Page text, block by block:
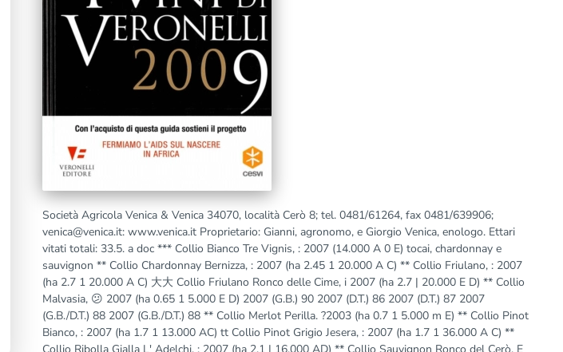
Società Agricola Venica & Venica 34070, località Cerò 8; tel. 0481/61264, fax 0481/639906;
venica@venica.it: www.venica.it Proprietario: Gianni, agronomo, e Giorgio Venica, enologo. Ettari
vitati totali: 33.5. a doc *** Collio Bianco Tre Vignis, : 2007 (14.000 A 0 E) tocai, chardonnay e
sauvignon ** Collio Chardonnay Bernizza, : 2007 (ha 2.45 1 20.000 A C) ** Collio Friulano, : 2007
(ha 2.7 1 20.000 A C) 大大 Collio Friulano Ronco delle Cime, i 2007 (ha 2.7 | 20.000 E D) ** Collio
Malvasia, 😕 2007 (ha 0.65 1 5.000 E D) 2007 (G.B.) 90 2007 (D.T.) 86 2007 (D.T.) 87 2007
(G.B./D.T.) 88 2007 (G.B./D.T.) 88 ** Collio Merlot Perilla. ?2003 (ha 0.7 1 5.000 m E) ** Collio Pinot
Bianco, : 2007 (ha 1.7 1 13.000 AC) tt Collio Pinot Grigio Jesera, : 2007 (ha 1.7 1 36.000 A C) **